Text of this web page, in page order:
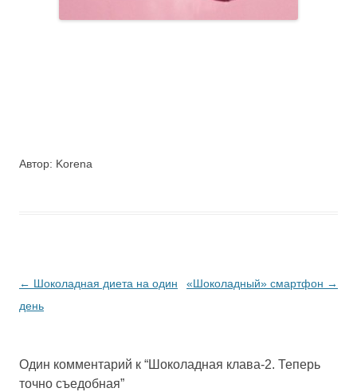
Автор: Korena
Навигация
по
← Шоколадная диета на один
день
«Шоколадный» смартфон →
Один комментарий к “Шоколадная клава-2. Теперь
точно съедобная”